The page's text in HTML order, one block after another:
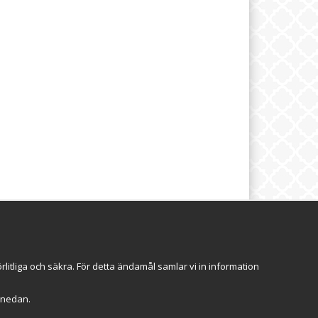
Anmäl mig
och säkra. För detta ändamål samlar vi in information